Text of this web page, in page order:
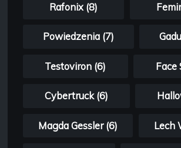
Rafonix (8)
Powiedzenia (7)
Testoviron (6) Face
Cybertruck (6)
Magda Gessler (6) Lech